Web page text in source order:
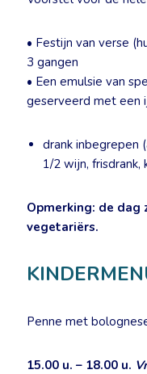
• Festijn van verse
3 gangen
• Een emulsie van
geserveerd met een
drank inbegrepen
1/2 wijn, frisdrank,
Opmerking: de dag
vegetariërs.
Penne met
15.00 u. – 18.00 u.